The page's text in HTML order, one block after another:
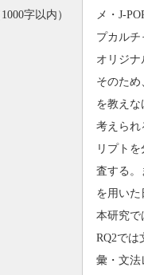
1000字以内）
メ・J-
プカル
オリジナ
そのた
を教え
考えられ
リプト
査する。
を用いた
本研究で
RQ2で
彙・文法